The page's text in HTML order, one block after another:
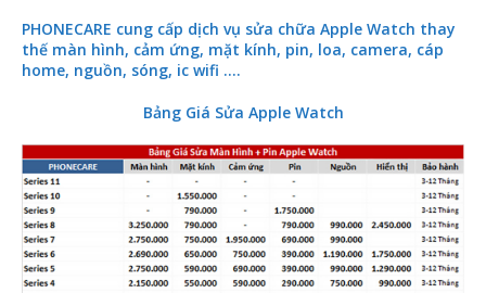
PHONECARE cung cấp dịch vụ sửa chữa Apple Watch thay
thế màn hình, cảm ứng, mặt kính, pin, loa, camera, cáp
home, nguồn, sóng, ic wifi ….
Bảng Giá Sửa Apple Watch